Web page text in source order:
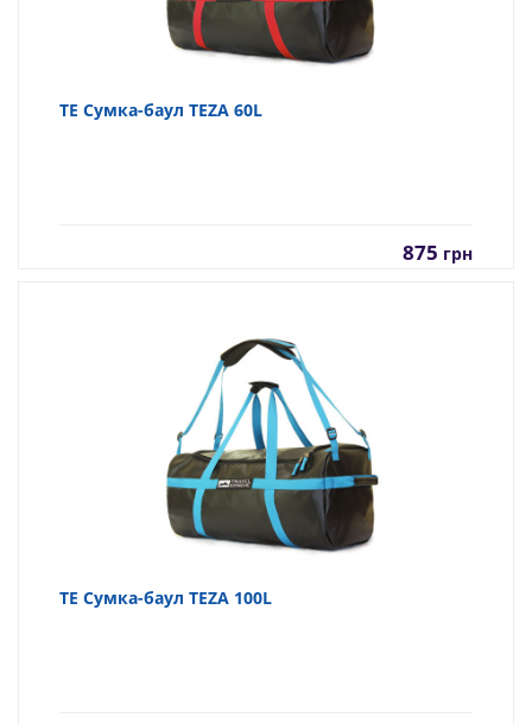
TE Сумка-баул TEZA 60L
875 грн
TE Сумка-баул TEZA 100L